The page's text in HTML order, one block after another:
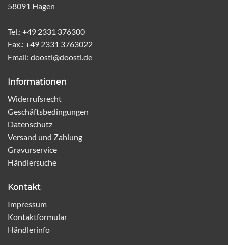
58091 Hagen
Tel.: +49 2331 376300
Fax.: +49 2331 3763022
Email: doosti@doosti.de
Informationen
Widerrufsrecht
Geschäftsbedingungen
Datenschutz
Versand und Zahlung
Gravurservice
Händlersuche
Kontakt
Impressum
Kontaktformular
Händlerinfo